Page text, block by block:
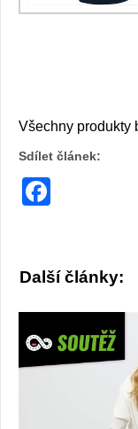
Všechny produkty
Sdílet článek:
Další články: